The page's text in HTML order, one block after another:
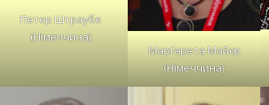
Петер Штраубе
(Німеччина)
Марґарета Майєр
(Німеччина)